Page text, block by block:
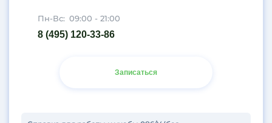
Пн-Вс: 09:00 - 21:00
8 (495) 120-33-86
Записаться